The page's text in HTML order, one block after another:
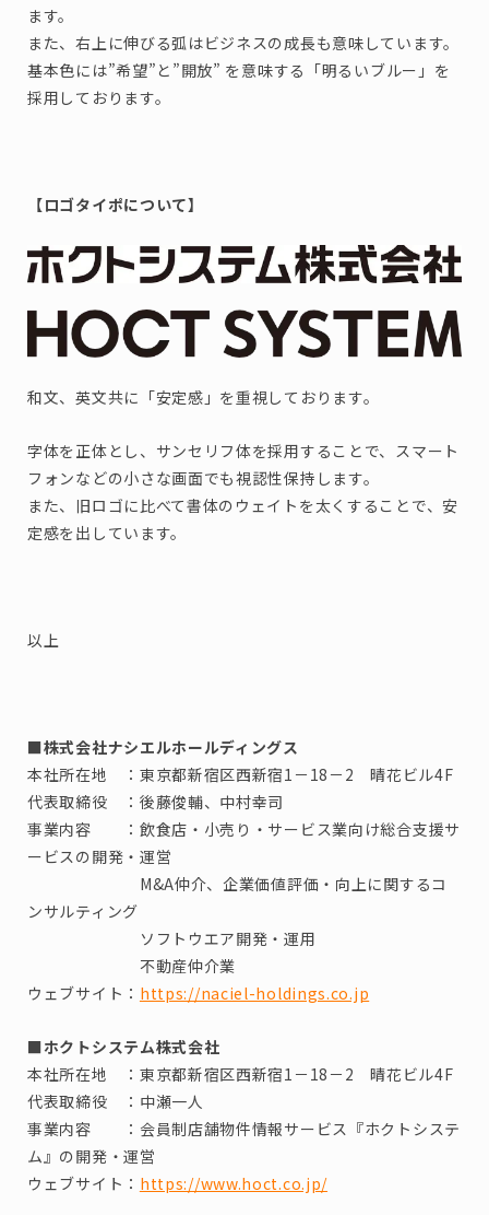
ます。
また、右上に伸びる弧はビジネスの成長も意味しています。
基本色には”希望”と”開放” を意味する「明るいブルー」を
採用しております。
【ロゴタイポについて】
和文、英文共に「安定感」を重視しております。
字体を正体とし、サンセリフ体を採用することで、スマート
フォンなどの小さな画面でも視認性保持します。
また、旧ロゴに比べて書体のウェイトを太くすることで、安
定感を出しています。
以上
■株式会社ナシエルホールディングス
本社所在地 ：東京都新宿区西新宿1－18－2 晴花ビル4F
代表取締役​ ：後藤俊輔、中村幸司
事業内容​ ：飲食店・小売り・サービス業向け総合支援サ
ービスの開発・運営
M&A仲介、企業価値評価・向上に関するコ
ンサルティング
ソフトウエア開発・運用
不動産仲介業
ウェブサイト： https://naciel-holdings.co.jp
■ホクトシステム株式会社
本社所在地 ：東京都新宿区西新宿1－18－2 晴花ビル4F
代表取締役​ ：中瀬一人
事業内容​ ：会員制店舗物件情報サービス『ホクトシステ
ム』の開発・運営
ウェブサイト： https://www.hoct.co.jp/